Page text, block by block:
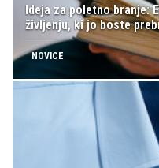
Ideja za poletno branje:
življenju, ki jo boste
NOVICE